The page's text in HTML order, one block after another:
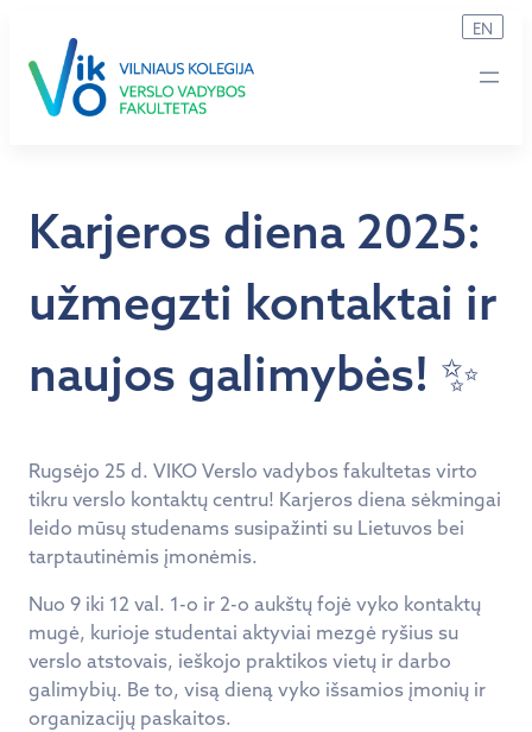
turinio
EN
Karjeros diena 2025:
užmegzti kontaktai ir
naujos galimybės! ✨
Rugsėjo 25 d. VIKO Verslo vadybos fakultetas virto
tikru verslo kontaktų centru! Karjeros diena sėkmingai
leido mūsų studenams susipažinti su Lietuvos bei
tarptautinėmis įmonėmis.
Nuo 9 iki 12 val. 1-o ir 2-o aukštų fojė vyko kontaktų
mugė, kurioje studentai aktyviai mezgė ryšius su
verslo atstovais, ieškojo praktikos vietų ir darbo
galimybių. Be to, visą dieną vyko išsamios įmonių ir
organizacijų paskaitos.